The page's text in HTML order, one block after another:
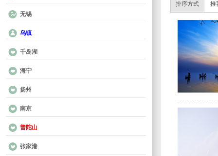
无锡
乌镇
千岛湖
海宁
扬州
南京
普陀山
张家港
排序方式 推